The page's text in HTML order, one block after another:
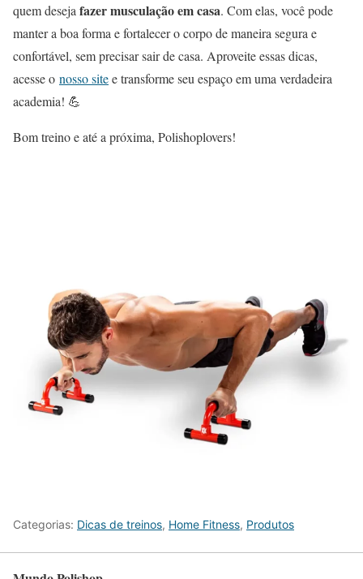
quem desejafazer musculação em casa. Com elas, você pode
manter a boa forma e fortalecer o corpo de maneira segura e
confortável, sem precisar sair de casa. Aproveite essas dicas,
acesse o nosso sitee transforme seu espaço em uma verdadeira
academia! 💪
Bom treino e até a próxima, Polishoplovers!
Categorias: Dicas de treinos, Home Fitness, Produtos